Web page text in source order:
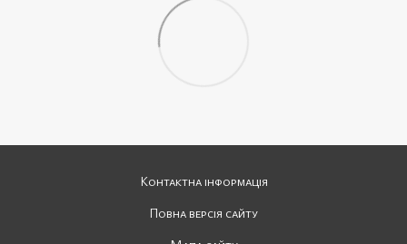
Контактна інформація
Повна версія сайту